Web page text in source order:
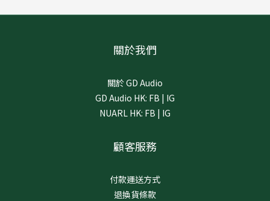
關於我們
關於 GD Audio
GD Audio HK: FB | IG
NUARL HK: FB | IG
顧客服務
付款運送方式
退換貨條款